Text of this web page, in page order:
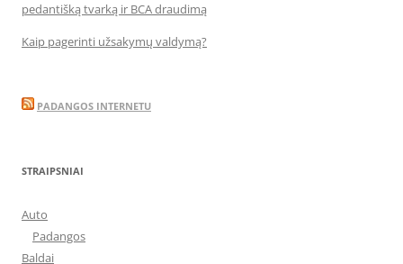
pedantišką tvarką ir BCA draudimą
Kaip pagerinti užsakymų valdymą?
PADANGOS INTERNETU
STRAIPSNIAI
Auto
Padangos
Baldai